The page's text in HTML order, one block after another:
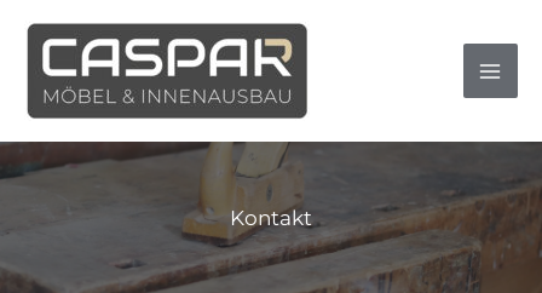
Inhalt
springen
Kontakt